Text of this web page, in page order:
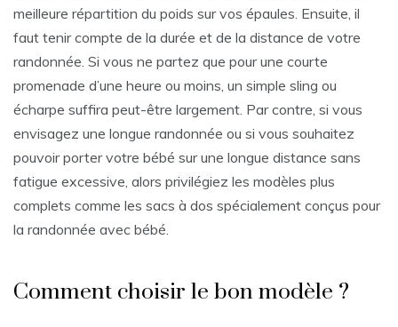
meilleure répartition du poids sur vos épaules. Ensuite, il
faut tenir compte de la durée et de la distance de votre
randonnée. Si vous ne partez que pour une courte
promenade d’une heure ou moins, un simple sling ou
écharpe suffira peut-être largement. Par contre, si vous
envisagez une longue randonnée ou si vous souhaitez
pouvoir porter votre bébé sur une longue distance sans
fatigue excessive, alors privilégiez les modèles plus
complets comme les sacs à dos spécialement conçus pour
la randonnée avec bébé.
Comment choisir le bon modèle ?